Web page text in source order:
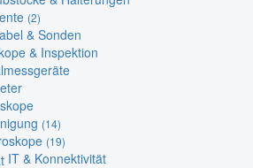
(2)
& Sonden
& Inspektion
(14)
(19)
IT & Konnektivität